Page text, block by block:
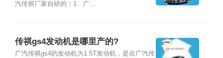
汽传祺厂家自研的：1、广...
传祺gs4发动机是哪里产的?
广汽传祺gs4的发动机为1.5T发动机，是在广汽传